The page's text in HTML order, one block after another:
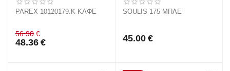
PAREX 10120179.K ΚΑΦΕ
56.90 €
48.36 €
SOULIS 175 ΜΠΛΕ
45.00 €